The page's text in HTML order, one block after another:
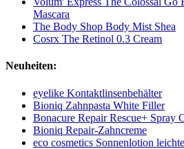
Mascara
The Body Shop Body Mist Shea
Cosrx The Retinol 0.3 Cream
Neuheiten:
eyelike Kontaktlinsenbehälter
Bioniq Zahnpasta White Filler
Bonacure Repair Rescue+ Spray
Bioniq Repair-Zahncreme
eco cosmetics Sonnenlotion